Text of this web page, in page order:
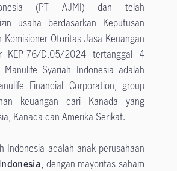
(PT AJMI) dan telah
usaha berdasarkan Keputusan
Komisioner Otoritas Jasa Keuangan
KEP-76/D.05/2024 tertanggal 4
Syariah Indonesia adalah
Financial Corporation, group
keuangan dari Kanada yang
Kanada dan Amerika Serikat.
Indonesia adalah anak perusahaan
, dengan mayoritas saham